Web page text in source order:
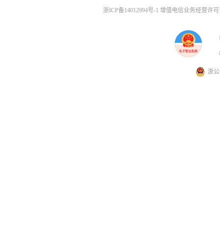
浙ICP备14012994号-1 增值电信业务经营许
浙公